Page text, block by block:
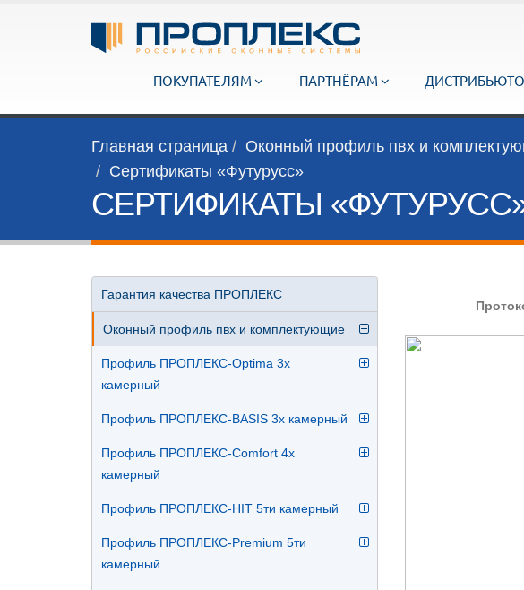
ПОКУПАТЕЛЯМ ПАРТНЁРАМ
Главная страница Оконный профиль пвх и
Сертификаты «Футурусс»
СЕРТИФИКАТЫ
Гарантия качества ПРОПЛЕКС
Оконный профиль пвх и комплектующие
Профиль ПРОПЛЕКС-Optima 3х
камерный
Профиль ПРОПЛЕКС-BASIS 3х камерный
Профиль ПРОПЛЕКС-Comfort 4х
камерный
Профиль ПРОПЛЕКС-HIT 5ти камерный
Профиль ПРОПЛЕКС-Premium 5ти
камерный